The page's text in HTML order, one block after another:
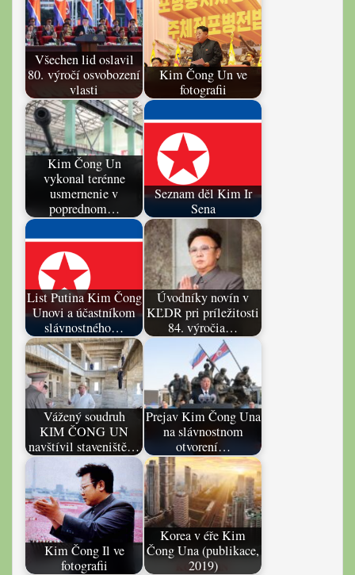
Všechen lid oslavil
80. výročí osvobození
vlasti
Kim Čong Un ve
fotografii
Kim Čong Un
vykonal terénne
usmernenie v
poprednom…
Seznam děl Kim Ir
Sena
List Putina Kim Čong
Unovi a účastníkom
slávnostného…
Úvodníky novín v
KĽDR pri príležitosti
84. výročia…
Vážený soudruh
KIM ČONG UN
navštívil staveniště…
Prejav Kim Čong Una
na slávnostnom
otvorení…
Kim Čong Il ve
fotografii
Korea v éře Kim
Čong Una (publikace,
2019)